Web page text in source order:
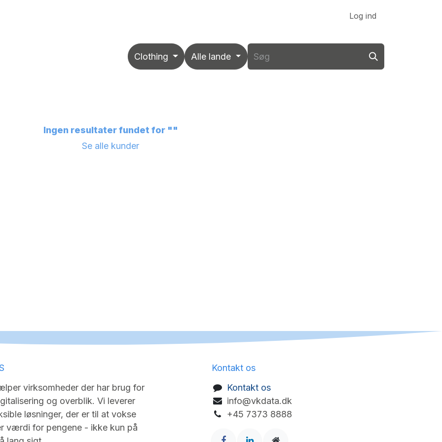
Log ind
Clothing Alle lande
Ingen resultater fundet for ""
Se alle kunder
virksomheder der har brug for
og overblik. Vi leverer
løsninger, der er til at vokse
værdi for pengene - ikke kun på
Kontakt os
Kontakt os
info@vkdata.dk
+45 7373 8888